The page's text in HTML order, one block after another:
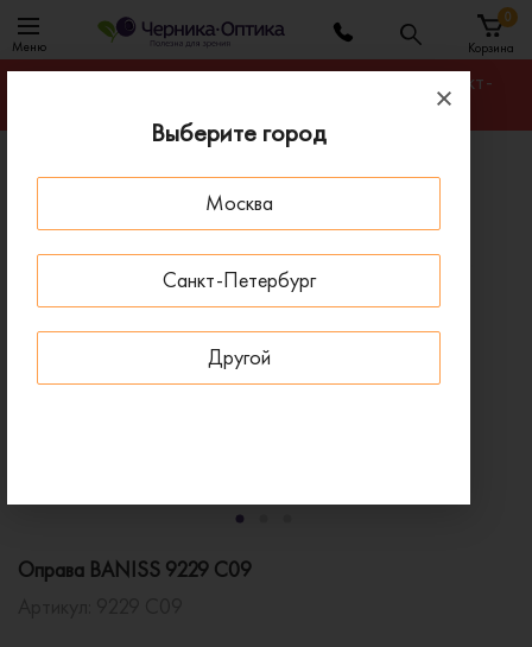
Выберите город
Москва
Санкт-Петербург
Другой
Меню Корзина
0
Гарантируем лучшую цену на любую оправу в Санкт-
Главная
Оправы для очков
Оправа BANISS 9229 C09
Оправа BANISS 9229 C09
ПОД ЗАКАЗ